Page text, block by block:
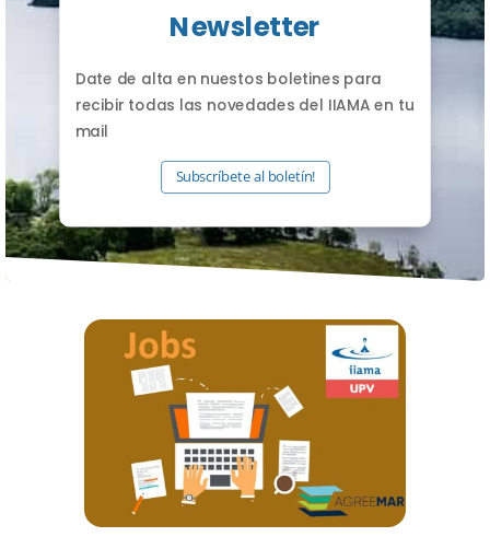
Newsletter
Date de alta en nuestos boletines para
recibir todas las novedades del IIAMA en tu
mail
Subscríbete al boletín!